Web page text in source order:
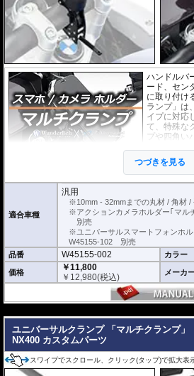
ハンドルバ
ード、セン
に取り付け
ランプ」は
イプに対応
て、特殊な
プや四角い
いることで
別売のスマ
ョンカメラホルダーをご利用頂くことで、スマ
取付、取り外しは付属の専用トグルを使用して
トグルを外せば盗難を防ぐ事ができます。
ブラックアルマイト仕上げ アルミニウム製。
つづきを見る
適合車種
汎用
※10mm - 32mmまでの丸材 / 角材 /
※アクションカメラホルダー｢マル
別売
※ユニバーサルスマートフォンホル
W45155-102 別売
品番
W45155-002 カラー
価格
￥11,800
￥ 12,980(税込) メーカ
ユニバーサルクランプ 「マルチクランプ」
NX400 カスタムパーツ
スワイプでスクロール、クリック(タップ)で拡大表